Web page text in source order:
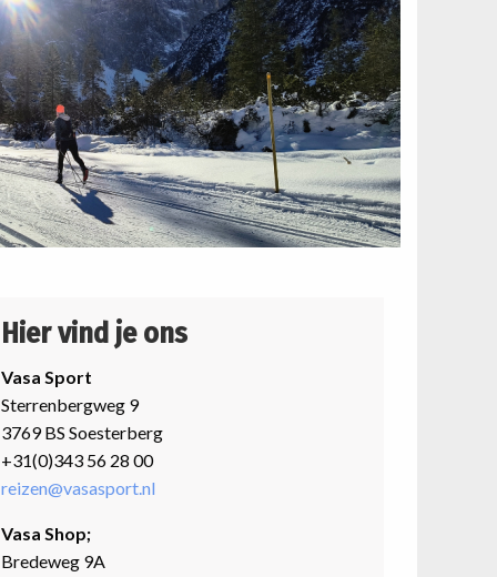
Hier vind je ons
Vasa Sport
Sterrenbergweg 9
3769 BS Soesterberg
+31(0)343 56 28 00
reizen@vasasport.nl
Vasa Shop;
Bredeweg 9A